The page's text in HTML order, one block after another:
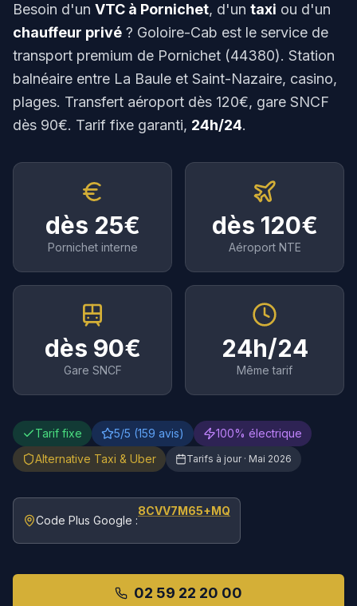
Gare SNCF Nantes
TGV Paris & connexions
Puy du Fou
Parc & Cinéscénie
Excursions & Tourisme
Mont Saint-Michel, châteaux, Muscadet
Communes Desservies
02 59 22 20 00
Réserver mon VTC
WhatsApp
Besoin d'un VTC à Pornichet, d'un taxi ou d'un
chauffeur privé ? Goloire-Cab est le service de
transport premium de Pornichet (44380). Station
balnéaire entre La Baule et Saint-Nazaire, casino,
plages. Transfert aéroport dès 120€, gare SNCF
dès 90€. Tarif fixe garanti, 24h/24.
dès 25€
Pornichetinterne
dès 120€
Aéroport NTE
dès 90€
Gare SNCF
24h/24
Même tarif
Tarif fixe 5/5 (159 avis)
100% électrique
Alternative Taxi & Uber
Tarifs à jour · Mai 2026
Code Plus Google :
8CVV7M65+MQ
02 59 22 20 00